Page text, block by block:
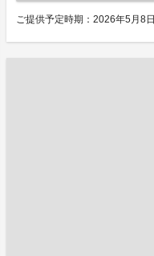
ご提供予定時期：2026年5月8日